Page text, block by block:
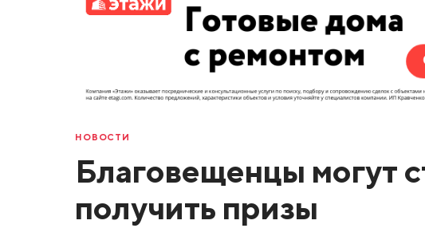
НОВОСТИ
Благовещенцы могут
получить призы